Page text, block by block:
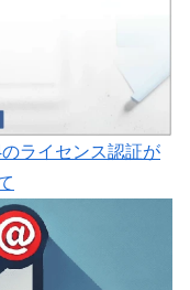
ライセンス認証が